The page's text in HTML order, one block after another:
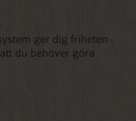
ger dig friheten
du behöver göra